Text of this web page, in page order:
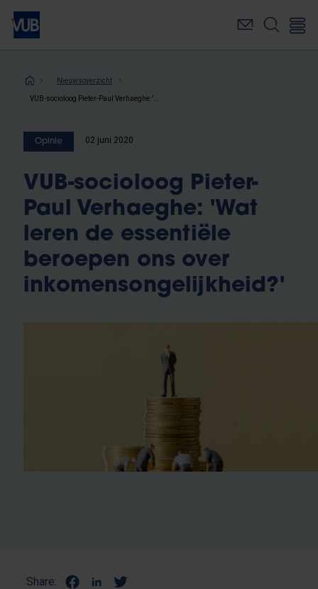
Overslaan
naar
inhoudKruimelpad
Nieuwsoverzicht
Opinie 02 juni 2020
VUB-socioloog Pieter-
Paul Verhaeghe: 'Wat
leren de essentiële
beroepen ons over
inkomensongelijkheid?'
Share: